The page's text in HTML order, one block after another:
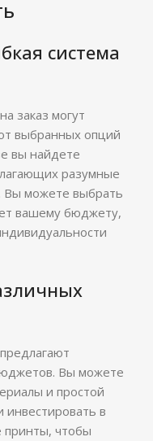
система
заказ могут
выбранных опций
вы найдете
разумные
Вы можете выбрать
вашему бюджету,
Вы можете
и простой
инвестировать в
принты, чтобы